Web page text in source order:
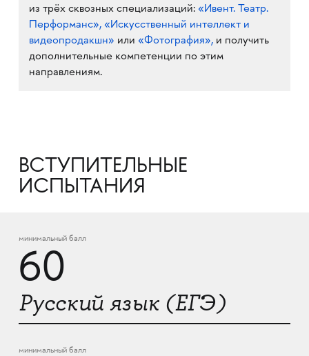
из трёх сквозных специализаций: «Ивент. Театр.
Перформанс», «Искусственный интеллект и
видеопродакшн» или «Фотография»,и получить
дополнительные компетенции по этим
направлениям.
ВСТУПИТЕЛЬНЫЕ
ИСПЫТАНИЯ
минимальный балл
60
Русский язык (ЕГЭ)
минимальный балл